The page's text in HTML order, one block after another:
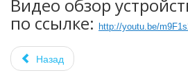
Видео обзор
по ссылке: http://youtu.be/
Назад